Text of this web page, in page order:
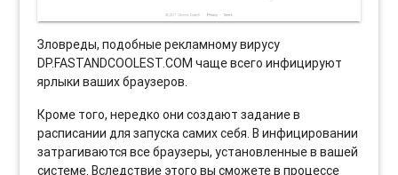
Зловреды, подобные рекламному вирусу
DP.FASTANDCOOLEST.COM чаще всего инфицируют
ярлыки ваших браузеров.
Кроме того, нередко они создают задание в
расписании для запуска самих себя. В инфицировании
затрагиваются все браузеры, установленные в вашей
системе. Вследствие этого вы сможете в процессе